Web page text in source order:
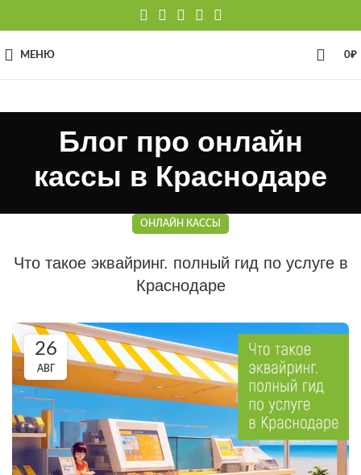
МЕНЮ 0₽
Блог про онлайн
кассы в Краснодаре
ОНЛАЙН КАССЫ
Что такое эквайринг. полный гид по услуге в
Краснодаре
26
АВГ